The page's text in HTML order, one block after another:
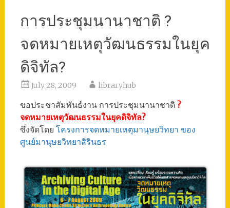
การประชุมนานาชาติ ?
จดหมายเหตุวัฒนธรรมในยุค
ดิจิทัล?
July 28, 2009 libraryhub
ขอประชาสัมพันธ์งาน การประชุมนานาชาติ ?
จดหมายเหตุวัฒนธรรมในยุคดิจิทัล?
ซึ่งจัดโดย โครงการจดหมายเหตุมานุษยวิทยา ของ
ศูนย์มานุษยวิทยาสิรินธร